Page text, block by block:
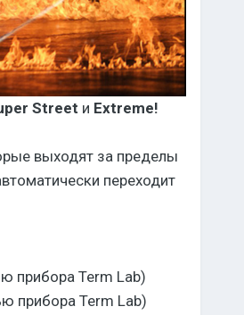
Street и Extreme!
выходят за пределы
переходит
прибора Term Lab)
прибора Term Lab)